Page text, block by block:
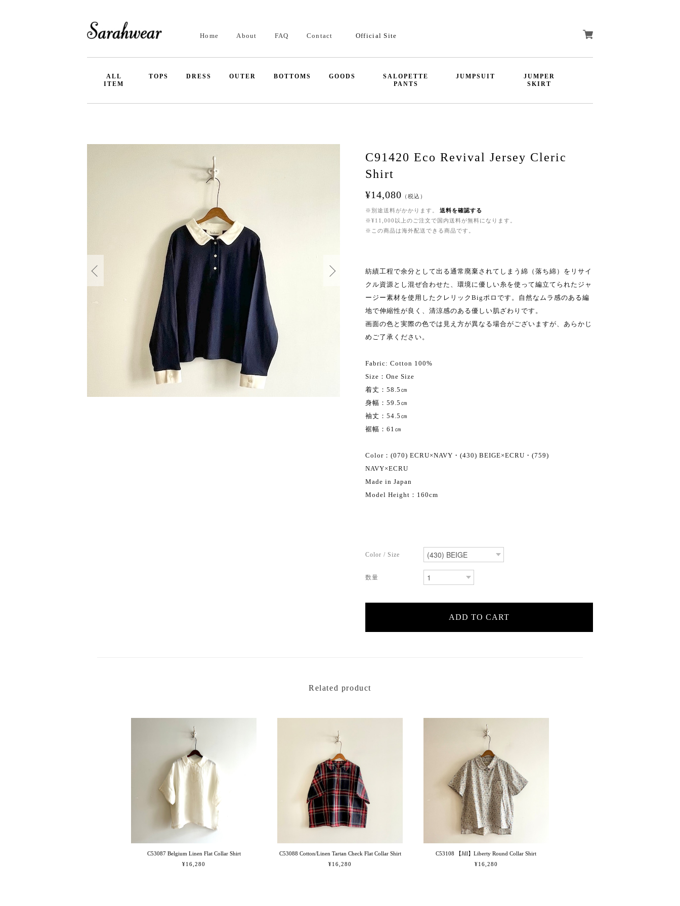
Home About FAQ Contact Official Site
ALL
ITEM
TOPS DRESS OUTER BOTTOMS GOODS
SALOPETTE
PANTS
JUMPSUIT
JUMPER
SKIRT
C91420 Eco Revival Jersey Cleric
Shirt
¥14,080 （税込）
※別途送料がかかります。
送料を確認する
※¥11,000以上のご注文で国内送料が無料になります。
※この商品は海外配送できる商品です。
紡績工程で余分として出る通常廃棄されてしまう綿（落ち綿）をリサイ
クル資源とし混ぜ合わせた、環境に優しい糸を使って編立てられたジャ
ージー素材を使用したクレリックBigポロです。自然なムラ感のある編
地で伸縮性が良く、清涼感のある優しい肌ざわりです。
画面の色と実際の色では見え方が異なる場合がございますが、あらかじ
めご了承ください。
Fabric: Cotton 100%
Size：One Size
着丈：58.5㎝
身幅：59.5㎝
袖丈：54.5㎝
裾幅：61㎝
Color：(070) ECRU×NAVY・(430) BEIGE×ECRU・(759)
NAVY×ECRU
Made in Japan
Model Height：160cm
Related product
C53087 Belgium Linen Flat Collar Shirt
¥16,280
C53088 Cotton/Linen Tartan Check Flat Collar Shirt
¥16,280
C53108 【Jill】Liberty Round Collar Shirt
¥16,280